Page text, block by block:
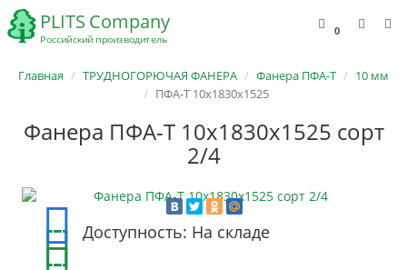
0
Главная ТРУДНОГОРЮЧАЯ ФАНЕРА Фанера ПФА-Т
10 мм
ПФА-Т 10х1830х1525
Фанера ПФА-Т 10х1830х1525 сорт
2/4
Доступность: На складе